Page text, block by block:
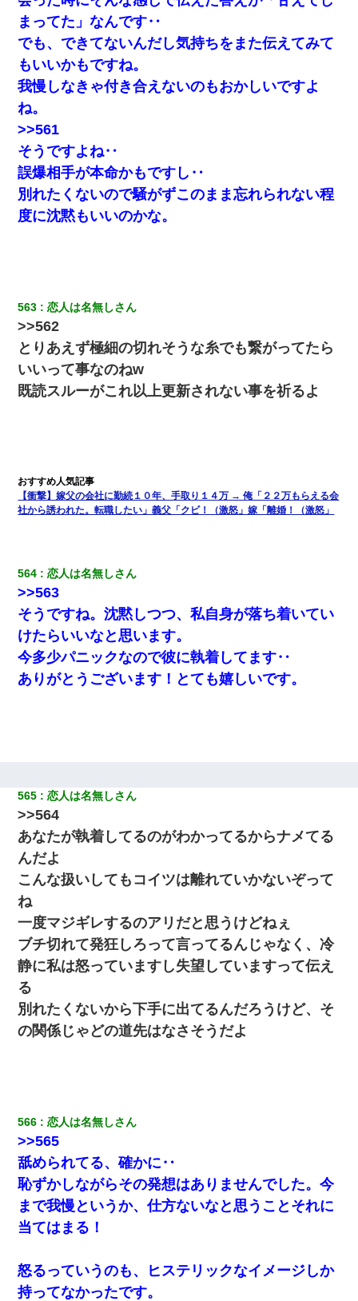
まってた」なんです‥
でも、できてないんだし気持ちをまた伝えてみて
もいいかもですね。
我慢しなきゃ付き合えないのもおかしいですよ
ね。
>>561
そうですよね‥
誤爆相手が本命かもですし‥
別れたくないので騒がずこのまま忘れられない程
度に沈黙もいいのかな。
563 恋人は名無しさん
>>562
とりあえず極細の切れそうな糸でも繋がってたら
いいって事なのねw
既読スルーがこれ以上更新されない事を祈るよ
【衝撃】嫁父の会社に勤続１０年、手取り１４万 → 俺「２２万もらえる会
社から誘われた。転職したい」義父「クビ！（激怒」嫁「離婚！（激怒」
564 恋人は名無しさん
>>563
そうですね。沈黙しつつ、私自身が落ち着いてい
けたらいいなと思います。
今多少パニックなので彼に執着してます‥
ありがとうございます！とても嬉しいです。
565 恋人は名無しさん
>>564
あなたが執着してるのがわかってるからナメてる
んだよ
こんな扱いしてもコイツは離れていかないぞって
ね
一度マジギレするのアリだと思うけどねぇ
ブチ切れて発狂しろって言ってるんじゃなく、冷
静に私は怒っていますし失望していますって伝え
る
別れたくないから下手に出てるんだろうけど、そ
の関係じゃどの道先はなさそうだよ
566 恋人は名無しさん
>>565
舐められてる、確かに‥
恥ずかしながらその発想はありませんでした。今
まで我慢というか、仕方ないなと思うことそれに
当てはまる！
怒るっていうのも、ヒステリックなイメージしか
持ってなかったです。